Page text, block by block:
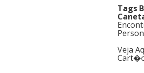
Tags
Veja